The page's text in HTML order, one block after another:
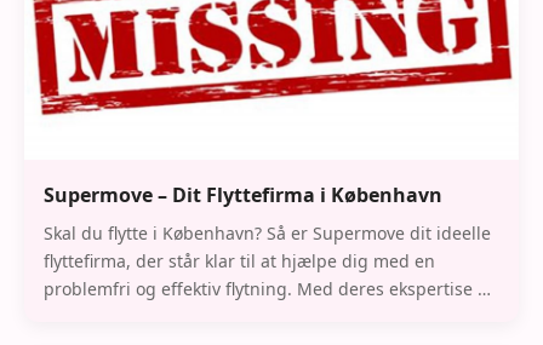
Supermove – Dit Flyttefirma i København
Skal du flytte i København? Så er Supermove dit ideelle
flyttefirma, der står klar til at hjælpe dig med en
problemfri og effektiv flytning. Med deres ekspertise og